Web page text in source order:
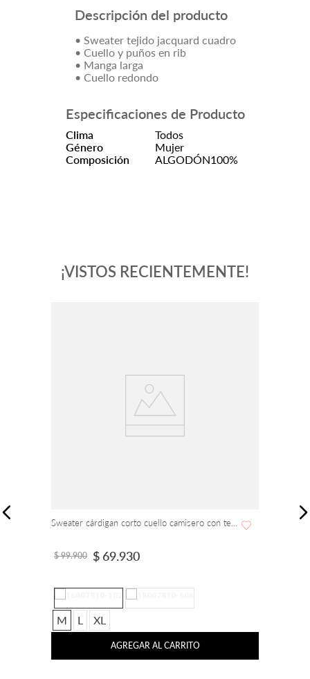
Descripción del producto
• Sweater tejido jacquard cuadro
• Cuello y puños en rib
• Manga larga
• Cuello redondo
Especificaciones de Producto
Clima
Todos
Género
Mujer
Composición
ALGODÓN100%
¡VISTOS RECIENTEMENTE!
$ 99.900 $ 69.930
M L XL
AGREGAR AL CARRITO